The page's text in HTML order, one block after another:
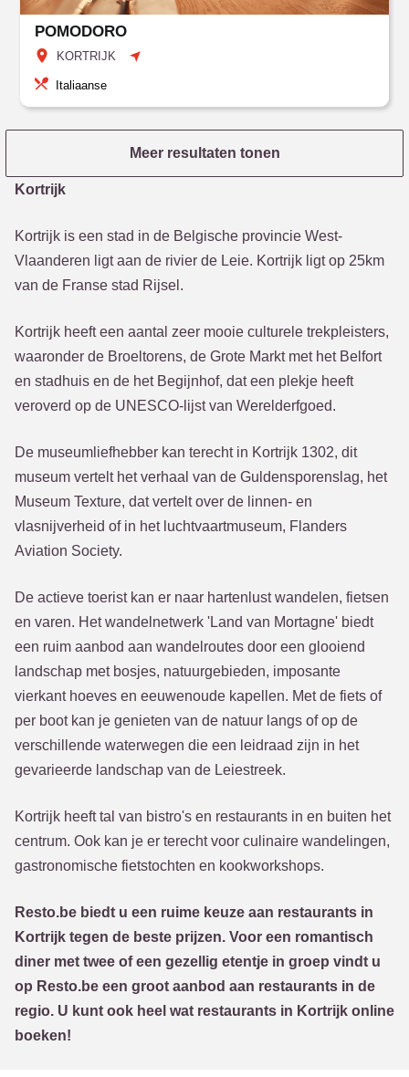
POMODORO
KORTRIJK
Italiaanse
Meer resultaten tonen
Kortrijk
Kortrijk is een stad in de Belgische provincie West-
Vlaanderen ligt aan de rivier de Leie. Kortrijk ligt op 25km
van de Franse stad Rijsel.
Kortrijk heeft een aantal zeer mooie culturele trekpleisters,
waaronder de Broeltorens, de Grote Markt met het Belfort
en stadhuis en de het Begijnhof, dat een plekje heeft
veroverd op de UNESCO-lijst van Werelderfgoed.
De museumliefhebber kan terecht in Kortrijk 1302, dit
museum vertelt het verhaal van de Guldensporenslag, het
Museum Texture, dat vertelt over de linnen- en
vlasnijverheid of in het luchtvaartmuseum, Flanders
Aviation Society.
De actieve toerist kan er naar hartenlust wandelen, fietsen
en varen. Het wandelnetwerk 'Land van Mortagne' biedt
een ruim aanbod aan wandelroutes door een glooiend
landschap met bosjes, natuurgebieden, imposante
vierkant hoeves en eeuwenoude kapellen. Met de fiets of
per boot kan je genieten van de natuur langs of op de
verschillende waterwegen die een leidraad zijn in het
gevarieerde landschap van de Leiestreek.
Kortrijk heeft tal van bistro's en restaurants in en buiten het
centrum. Ook kan je er terecht voor culinaire wandelingen,
gastronomische fietstochten en kookworkshops.
Resto.be biedt u een ruime keuze aan restaurants in
Kortrijk tegen de beste prijzen. Voor een romantisch
diner met twee of een gezellig etentje in groep vindt u
op Resto.be een groot aanbod aan restaurants in de
regio. U kunt ook heel wat restaurants in Kortrijk online
boeken!